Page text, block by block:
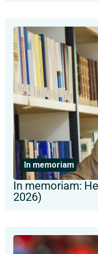
In memoriam
In memoriam:
2026)